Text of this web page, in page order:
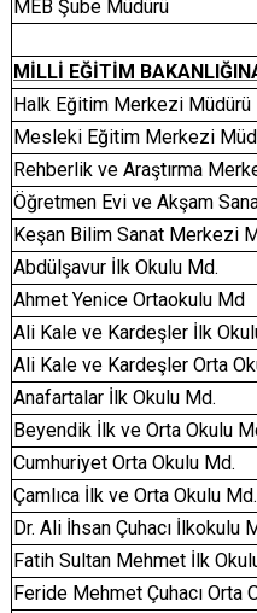
MEB Şube Müdürü
MİLLİ EĞİTİM
Halk Eğitim Merkezi Müdürü
Mesleki Eğitim Merkezi
Rehberlik ve Araştırma
Öğretmen Evi ve Akşam
Keşan Bilim Sanat Merkezi
Abdülşavur İlk Okulu Md.
Ahmet Yenice Ortaokulu Md
Ali Kale ve Kardeşler İlk
Ali Kale ve Kardeşler Orta
Anafartalar İlk Okulu Md.
Beyendik İlk ve Orta Okulu
Cumhuriyet Orta Okulu Md.
Çamlıca İlk ve Orta Okulu Md.
Dr. Ali İhsan Çuhacı İlkokulu
Fatih Sultan Mehmet İlk
Feride Mehmet Çuhacı Orta